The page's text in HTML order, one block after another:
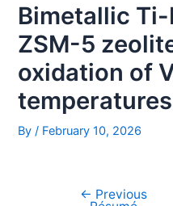
Bimetallic
ZSM-5
oxidation of
temperatures
By/ February 10, 2026
← Previous